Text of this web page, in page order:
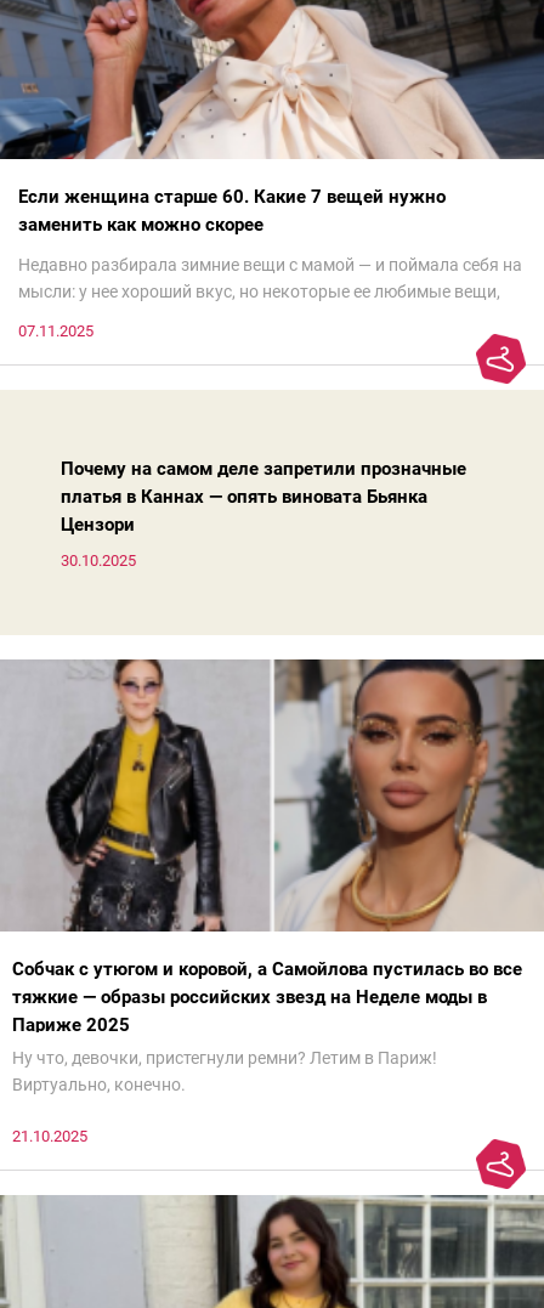
Если женщина старше 60. Какие 7 вещей нужно
заменить как можно скорее
Недавно разбирала зимние вещи с мамой — и поймала себя на
мысли: у нее хороший вкус, но некоторые ее любимые вещи,
моды. Вовсе нет.Проблема в том, что сама мода сделала шаг
07.11.2025
Почему на самом деле запретили прозначные
платья в Каннах — опять виновата Бьянка
Цензори
30.10.2025
Собчак с утюгом и коровой, а Самойлова пустилась во все
тяжкие — образы российских звезд на Неделе моды в
Париже 2025
Ну что, девочки, пристегнули ремни? Летим в Париж!
Виртуально, конечно.
21.10.2025